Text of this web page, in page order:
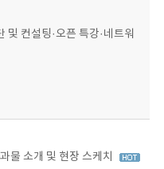
컨설팅·오픈 특강·네트워
물 소개 및 현장 스케치